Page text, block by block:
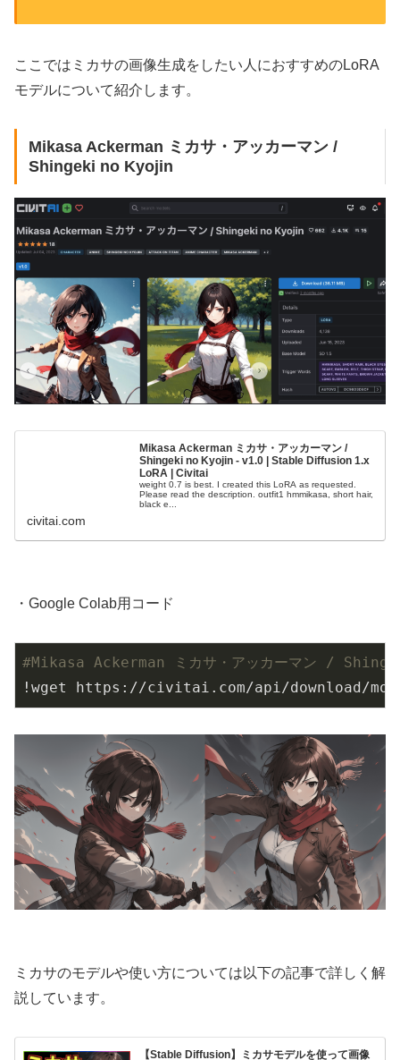
ここではミカサの画像生成をしたい人におすすめのLoRA
モデルについて紹介します。
Mikasa Ackerman ミカサ・アッカーマン /
Shingeki no Kyojin
Mikasa Ackerman ミカサ・アッカーマン /
Shingeki no Kyojin - v1.0 | Stable Diffusion 1.x
LoRA | Civitai
weight 0.7 is best. I created this LoRA as requested.
Please read the description. outfit1 hmmikasa, short hair,
black e...
civitai.com
・Google Colab用コード
#Mikasa Ackerman ミカサ・アッカーマン /
!wget https://civitai.com/api/download/
ミカサのモデルや使い方については以下の記事で詳しく解
説しています。
【Stable Diffusion】ミカサモデルを使って画像